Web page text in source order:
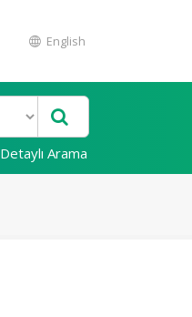
English
Detaylı Arama